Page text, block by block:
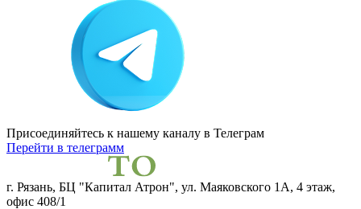
Присоединяйтесь к нашему каналу в Телеграм
Перейти в телеграмм
г. Рязань, БЦ "Капитал Атрон", ул. Маяковского 1А, 4 этаж,
офис 408/1